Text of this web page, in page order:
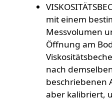
mit einem
Messvolumen
Öffnung am
nach
beschriebenen
aber kalibriert,